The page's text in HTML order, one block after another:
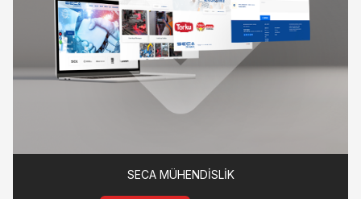
SECA MÜHENDİSLİK